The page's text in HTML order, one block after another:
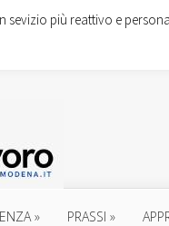
» PRASSI »
sevizio più reattivo e